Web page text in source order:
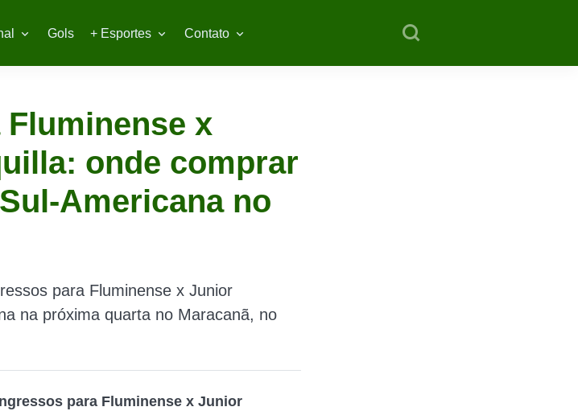
Gols + Esportes Contato
x
onde comprar
Americana no
para Fluminense x Junior
na próxima quarta no Maracanã, no
para Fluminense x Junior